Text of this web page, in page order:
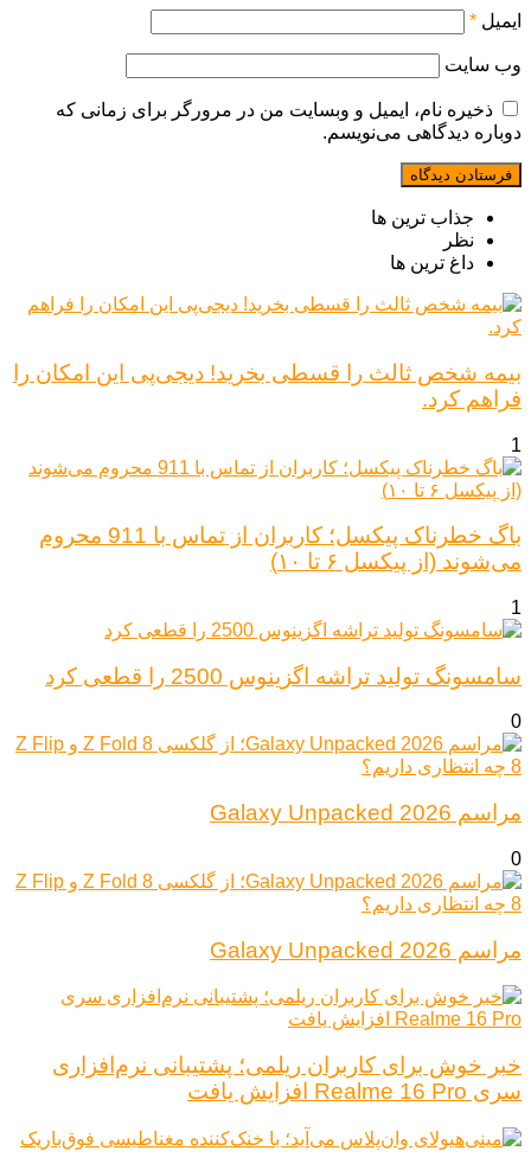
ایمیل *
وب‌ سایت
ذخیره نام، ایمیل و وبسایت من در مرورگر برای زمانی که
دوباره دیدگاهی می‌نویسم.
جذاب ترین ها
نظر
داغ ترین ها
بیمه شخص ثالث را قسطی بخرید! دیجی‌پی این امکان را
فراهم کرد.
1
باگ خطرناک پیکسل؛ کاربران از تماس با 911 محروم
می‌شوند (از پیکسل ۶ تا ۱۰)
1
سامسونگ تولید تراشه اگزینوس 2500 را قطعی کرد
0
مراسم Galaxy Unpacked 2026
0
مراسم Galaxy Unpacked 2026
خبر خوش برای کاربران ریلمی؛ پشتیبانی نرم‌افزاری
سری Realme 16 Pro افزایش یافت